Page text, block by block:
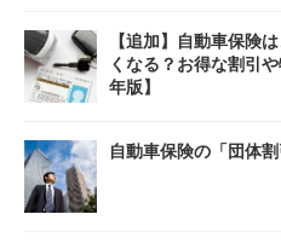
【追加】自動車保険
くなる？お得な割引
年版】
自動車保険の「団体